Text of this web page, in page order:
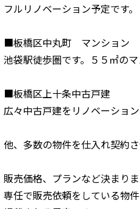
フルリノベーション予定です。
■板橋区中丸町 マンション
池袋駅徒歩圏です。５５㎡の
■板橋区上十条中古戸建
広々中古戸建をリノベーション
他、多数の物件を仕入れ契約
販売価格、プランなど決まり
専任で販売依頼をしている物